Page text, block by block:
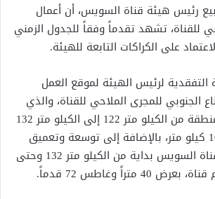
رئيس هيئة قناة السويس، أن أعمال
للقناة، تشهد تقدماً وفقاً للجدول الزمني
على الكراكات التابعة للهيئة.
التفقدية لرئيس الهيئة لموقع العمل
الجنوبي للمجرى الملاحي للقناة، والذي
يستهدف ازدواج المنطقة من الكيلو متر 122 إلى الكيلو متر 132
ترقيم قناة، بطول 10 كيلو متر، بالإضافة إلى توسعة وتعميق
المنطقة الجنوبية لقناة السويس بداية من الكيلو متر 132 وحتى